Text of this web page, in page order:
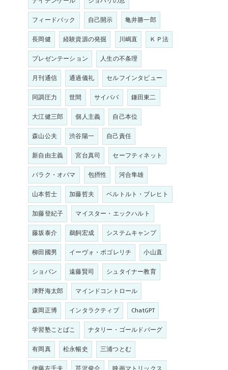
フィードバック
自己開示
亀井勝一郎
長岡健
経験資源の発掘 川嶋直
ＫＰ法
プレゼンテーション
人生の不条理
月刊通信
通過儀礼
セルフインタビュー
同調圧力
世間 サイババ
鎌田東二
大江健三郎
個人主義
自己本位
森山公夫
渋谷陽一
自己責任
新自由主義
宮台真司
セーフティネット
バラク・オバマ
包摂性
河合隼雄
山本哲士
加藤哲夫
ベルトルト・ブレヒト
加藤登紀子
マイスター・エックハルト
藤坂泰介
鵜飼宏成
システムキャンプ
柳田國男
イーヴォ・ポゴレリチ
小山直
ショパン
遠藤賢司
シュタイナー教育
津野海太郎
マインドコントロール
森岡正博
インタラクティブ
ChatGPT
学習塾ことばこ
ナタリー・ゴールドバーグ
有岡真
松永暢史
三浦つとむ